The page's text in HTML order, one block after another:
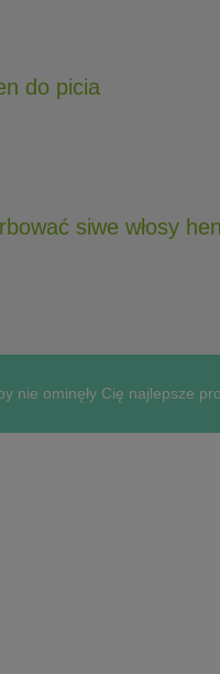
do picia
siwe włosy
nie ominęły Cię najlepsze